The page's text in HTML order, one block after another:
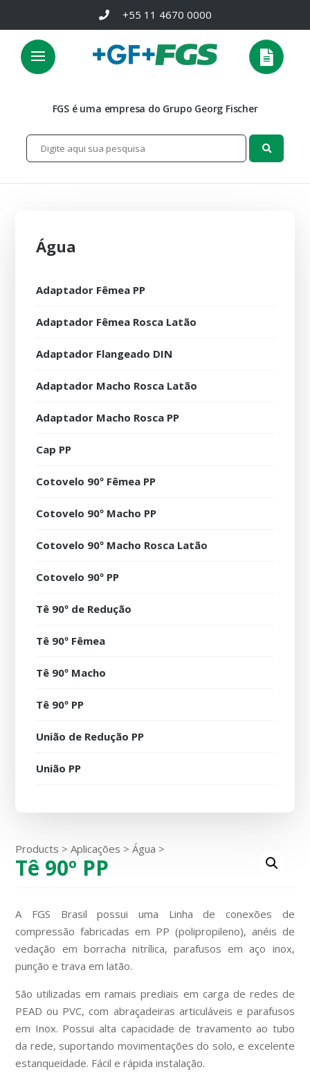
+55 11 4670 0000
FGS é uma empresa do Grupo Georg Fischer
Água
Adaptador Fêmea PP
Adaptador Fêmea Rosca Latão
Adaptador Flangeado DIN
Adaptador Macho Rosca Latão
Adaptador Macho Rosca PP
Cap PP
Cotovelo 90º Fêmea PP
Cotovelo 90º Macho PP
Cotovelo 90º Macho Rosca Latão
Cotovelo 90º PP
Tê 90º de Redução
Tê 90º Fêmea
Tê 90º Macho
Tê 90º PP
União de Redução PP
União PP
Products >Aplicações >Água >
Tê 90º PP
A FGS Brasil possui uma Linha de conexões de
compressão fabricadas em PP (polipropileno), anéis de
vedação em borracha nitrílica, parafusos em aço inox,
punção e trava em latão.
São utilizadas em ramais prediais em carga de redes de
PEAD ou PVC, com abraçadeiras articuláveis e parafusos
em Inox. Possui alta capacidade de travamento ao tubo
da rede, suportando movimentações do solo, e excelente
estanqueidade. Fácil e rápida instalação.